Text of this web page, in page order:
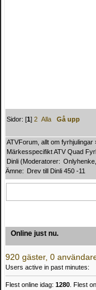
Sidor: [1]2 Alla
Gå upp
ATVForum, allt om fyrhjulingar
Märkesspecifikt ATV Quad
Dinli (Moderatorer: Onlyhenke
Ämne: Drev till Dinli 450 -11
Online just nu.
920 gäster, 0
Users active in past minutes:
Flest online idag: 1280. Flest